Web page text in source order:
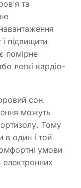
та
підвищити
помірне
легкі кардіо-
сон.
можуть
Тому
в один і той
умови
електронних